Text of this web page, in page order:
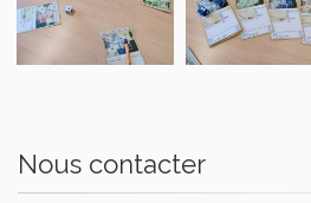
Nous contacter